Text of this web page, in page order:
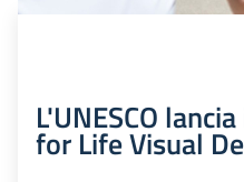
L'UNESCO
for Life Visual